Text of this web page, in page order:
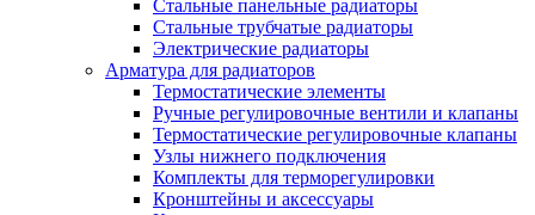
Стальные панельные радиаторы
Стальные трубчатые радиаторы
Электрические радиаторы
Арматура для радиаторов
Термостатические элементы
Ручные регулировочные вентили и клапаны
Термостатические регулировочные клапаны
Узлы нижнего подключения
Комплекты для терморегулировки
Кронштейны и аксессуары